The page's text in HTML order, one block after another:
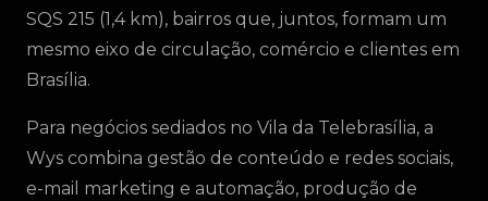
SQS 215 (1,4 km), bairros que, juntos, formam um
mesmo eixo de circulação, comércio e clientes em
Brasília.
Para negócios sediados no Vila da Telebrasília, a
Wys combina gestão de conteúdo e redes sociais,
e-mail marketing e automação, produção de